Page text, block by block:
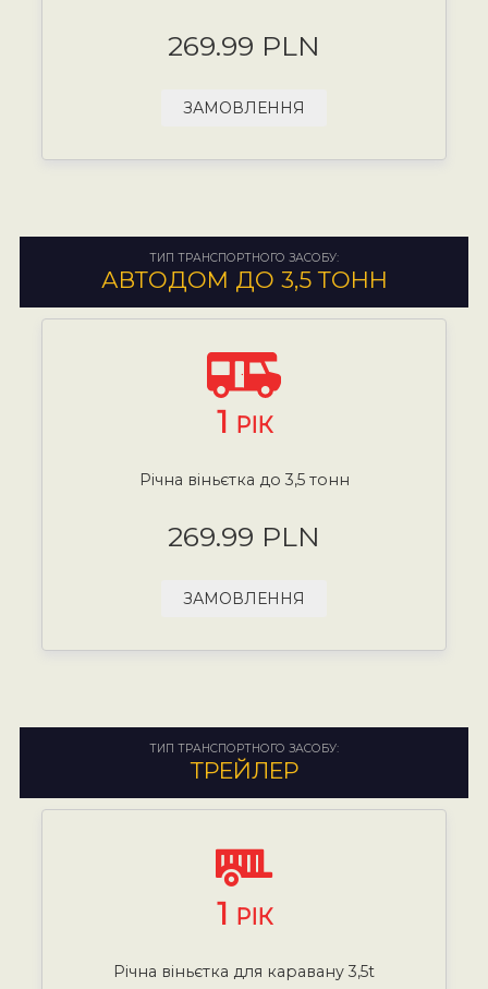
269.99 PLN
ЗАМОВЛЕННЯ
ТИП ТРАНСПОРТНОГО ЗАСОБУ:
АВТОДОМ ДО 3,5 ТОНН
1 РІК
Річна віньєтка до 3,5 тонн
269.99 PLN
ЗАМОВЛЕННЯ
ТИП ТРАНСПОРТНОГО ЗАСОБУ:
ТРЕЙЛЕР
1 РІК
Річна віньєтка для каравану 3,5t